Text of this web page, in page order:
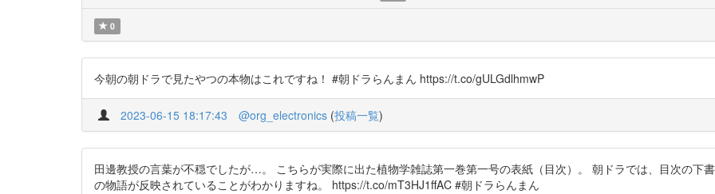
0
今朝の朝ドラで見たやつの本物はこれですね！ #朝ドラらんまん https://t.co/gULGdlhmwP
2023-06-15 18:17:43 @org_electronics (投稿一覧)
田邊教授の言葉が不穏でしたが…。 こちらが実際に出た植物学雑誌第一巻第一号の表紙（目次）。 朝ドラでは、目次の下
の物語が反映されていることがわかりますね。 https://t.co/mT3HJ1ffAC #朝ドラらんまん